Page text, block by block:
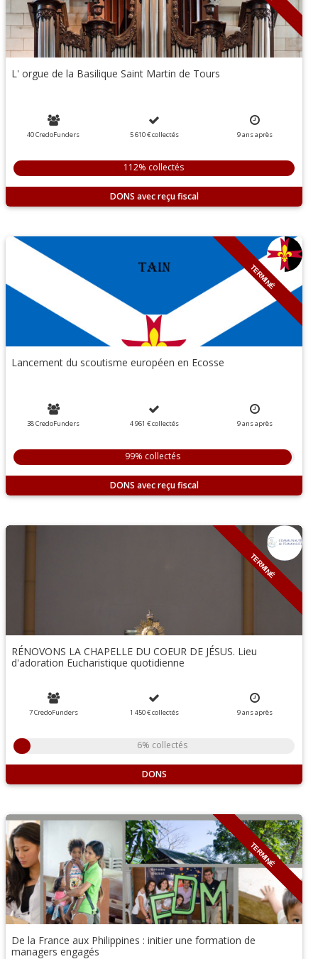
L' orgue de la Basilique Saint Martin de Tours
40 CredoFunders 5 610 €collectés 9ansaprès
112% collectés
DONS
TERMINÉ
Lancement du scoutisme européen en Ecosse
38 CredoFunders 4 961 €collectés 9ansaprès
99% collectés
DONS
TERMINÉ
RÉNOVONS LA CHAPELLE DU COEUR DE JÉSUS. Lieu
d'adoration Eucharistique quotidienne
7 CredoFunders 1 450 €collectés 9ansaprès
6% collectés
DONS
TERMINÉ
De la France aux Philippines : initier une formation de
managers engagés